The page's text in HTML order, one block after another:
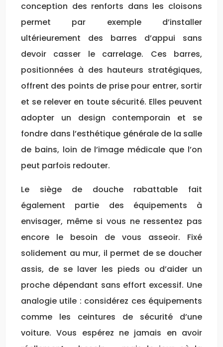
conception des renforts dans les cloisons
permet par exemple d’installer
ultérieurement des barres d’appui sans
devoir casser le carrelage. Ces barres,
positionnées à des hauteurs stratégiques,
offrent des points de prise pour entrer, sortir
et se relever en toute sécurité. Elles peuvent
adopter un design contemporain et se
fondre dans l’esthétique générale de la salle
de bains, loin de l’image médicale que l’on
peut parfois redouter.
Le siège de douche rabattable fait
également partie des équipements à
envisager, même si vous ne ressentez pas
encore le besoin de vous asseoir. Fixé
solidement au mur, il permet de se doucher
assis, de se laver les pieds ou d’aider un
proche dépendant sans effort excessif. Une
analogie utile : considérez ces équipements
comme les ceintures de sécurité d’une
voiture. Vous espérez ne jamais en avoir